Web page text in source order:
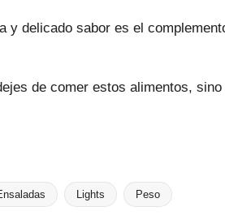
y delicado sabor es el
de comer estos alimentos,
Lights Peso